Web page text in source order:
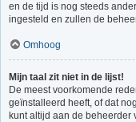
en de tijd is nog steeds
ingesteld en zullen de
Omhoog
Mijn taal zit niet in de lijst!
De meest voorkomende
geïnstalleerd heeft, of dat
kunt altijd aan de beheerder